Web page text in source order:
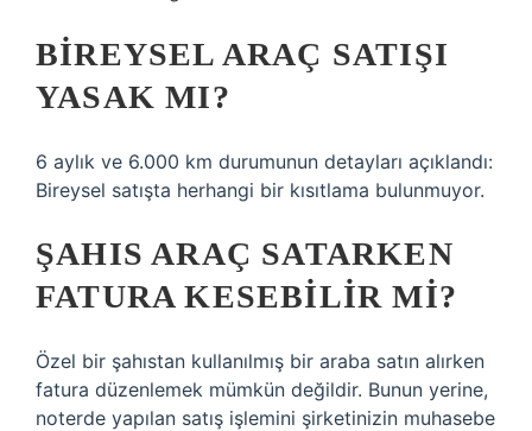
BIREYSEL ARAÇ SATIŞI
YASAK MI?
6 aylık ve 6.000 km durumunun detayları açıklandı:
Bireysel satışta herhangi bir kısıtlama bulunmuyor.
ŞAHIS ARAÇ SATARKEN
FATURA KESEBILIR MI?
Özel bir şahıstan kullanılmış bir araba satın alırken
fatura düzenlemek mümkün değildir. Bunun yerine,
noterde yapılan satış işlemini şirketinizin muhasebe